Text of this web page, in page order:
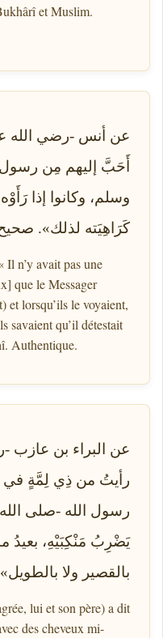
et Muslim.
عن أنس -رضي الله
أَحَبَّ إليهم مِن رسول
وسلم، وكانوا إذا
كَرَاهِيَته لذلك».
Il n’y avait pas une
que le Messager
et lorsqu’ils le voyaient,
savaient qu’il détestait
Authentique.
عن البراء بن عازب
رأيتُ من ذِي لِمَّةٍ
رسول الله -صلى
يَضْرِبُ مَنْكِبَيْهِ، بعيدُ
بالقصير ولا
lui et son père) a dit
des cheveux mi-